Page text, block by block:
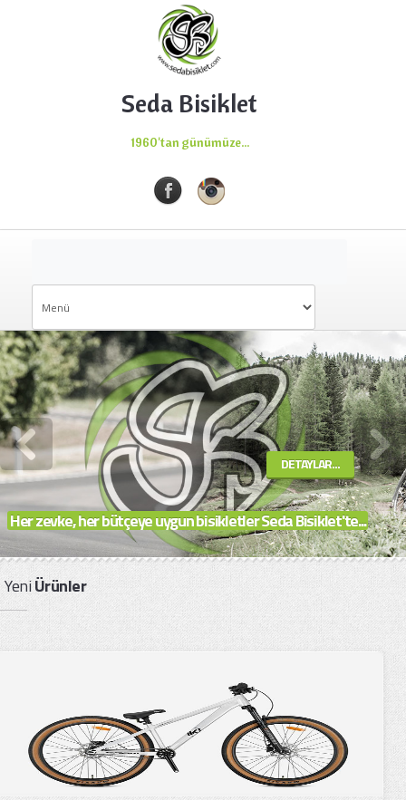
Seda Bisiklet
1960'tan günümüze...
Her zevke, her bütçeye uygun bisikletler Seda Bisiklet'te...
DETAYLAR...
YeniÜrünler